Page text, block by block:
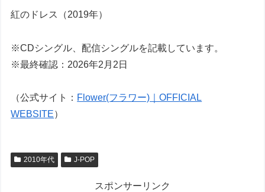
紅のドレス（2019年）
※CDシングル、配信シングルを記載しています。
※最終確認：2026年2月2日
（公式サイト： Flower(フラワー)｜OFFICIAL
WEBSITE）
2010年代 J-POP
スポンサーリンク